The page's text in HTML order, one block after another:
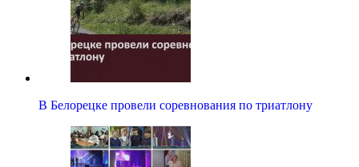
В Белорецке провели соревнования по триатлону